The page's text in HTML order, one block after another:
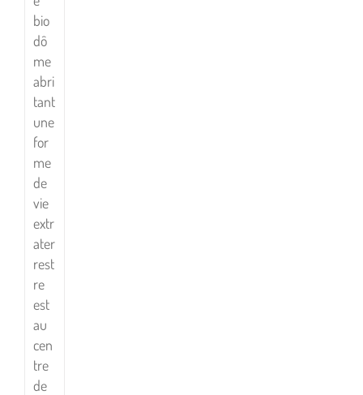
bio
dô
me
abri
tant
une
for
me
de
vie
extr
ater
rest
re
est
au
cen
tre
de